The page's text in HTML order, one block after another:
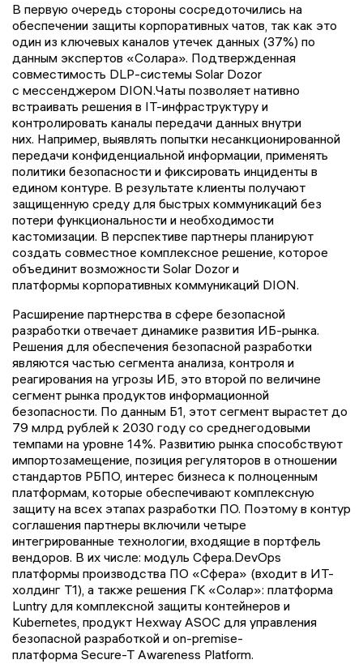
В первую очередь стороны сосредоточились на
обеспечении защиты корпоративных чатов, так как это
один из ключевых каналов утечек данных (37%) по
данным экспертов «Солара». Подтвержденная
совместимость DLP-системы Solar Dozor
с мессенджером DION.Чаты позволяет нативно
встраивать решения в IT-инфраструктуру и
контролировать каналы передачи данных внутри
них. Например, выявлять попытки несанкционированной
передачи конфиденциальной информации, применять
политики безопасности и фиксировать инциденты в
едином контуре. В результате клиенты получают
защищенную среду для быстрых коммуникаций без
потери функциональности и необходимости
кастомизации. В перспективе партнеры планируют
создать совместное комплексное решение, которое
объединит возможности Solar Dozor и
платформы корпоративных коммуникаций DION.
Расширение партнерства в сфере безопасной
разработки отвечает динамике развития ИБ-рынка.
Решения для обеспечения безопасной разработки
являются частью сегмента анализа, контроля и
реагирования на угрозы ИБ, это второй по величине
сегмент рынка продуктов информационной
безопасности. По данным Б1, этот сегмент вырастет до
79 млрд рублей к 2030 году со среднегодовыми
темпами на уровне 14%. Развитию рынка способствуют
импортозамещение, позиция регуляторов в отношении
стандартов РБПО, интерес бизнеса к полноценным
платформам, которые обеспечивают комплексную
защиту на всех этапах разработки ПО. Поэтому в контур
соглашения партнеры включили четыре
интегрированные технологии, входящие в портфель
вендоров. В их числе: модуль Сфера.DevOps
платформы производства ПО «Сфера» (входит в ИТ-
холдинг Т1), а также решения ГК «Солар»: платформа
Luntry для комплексной защиты контейнеров и
Kubernetes, продукт Hexway ASOC для управления
безопасной разработкой и on-premise-
платформа Secure-T Awareness Platform.